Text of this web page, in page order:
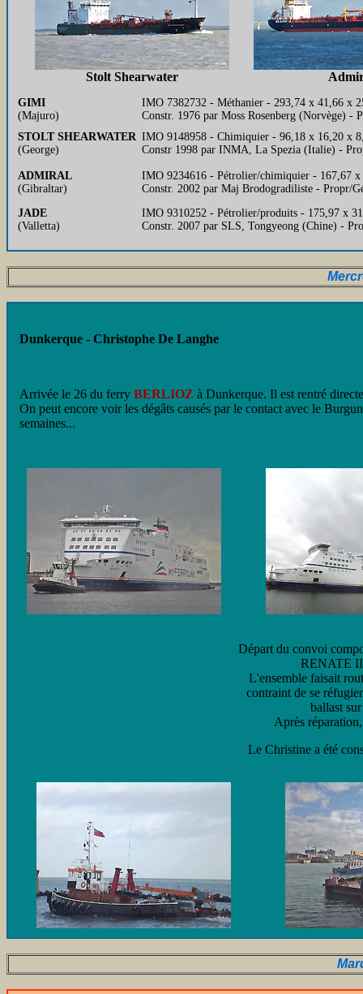
Stolt Shearwater
GIMI
(Majuro)
IMO 7382732 - Méthanier - 293,74 x 41,66 x
Constr. 1976 par Moss Rosenberg (Norvège)
STOLT SHEARWATER
(George)
IMO 9148958 - Chimiquier - 96,18 x 16,20 x
Constr 1998 par INMA, La Spezia (Italie) -
ADMIRAL
(Gibraltar)
IMO 9234616 - Pétrolier/chimiquier - 167,67
Constr. 2002 par Maj Brodogradiliste - Propr/
JADE
(Valletta)
IMO 9310252 - Pétrolier/produits - 175,97 x
Constr. 2007 par SLS, Tongyeong (Chine) -
Dunkerque - Christophe De Langhe
Arrivée le 26 du ferry BERLIOZ à Dunkerque. Il est rentré
On peut encore voir les dégâts causés par le contact avec le
semaines...
Départ du convoi
RENATE
L'ensemble faisait
contraint de se
ballast
Après
Le Christine a été